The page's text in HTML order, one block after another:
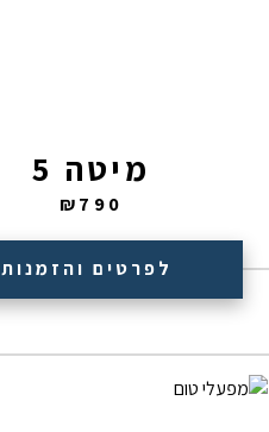
מיטה 5
₪790
לפרטים והזמנות